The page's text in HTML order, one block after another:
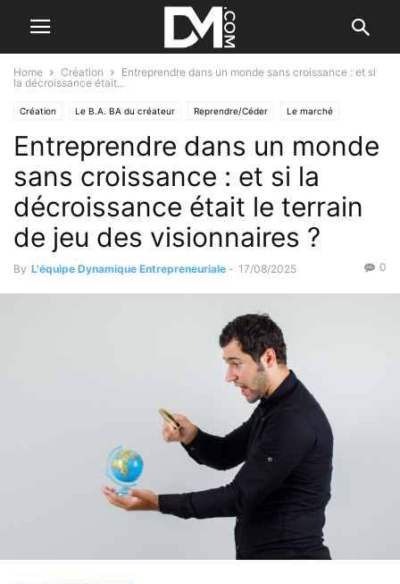
Home Création
Entreprendre dans un monde sans croissance : et si
la décroissance était...
Création Le B.A. BA du créateur Reprendre/Céder Le marché
Se former à la création
Entreprendre dans un monde
sans croissance : et si la
décroissance était le terrain
de jeu des visionnaires ?
By L'équipe Dynamique Entrepreneuriale - 17/08/2025 0